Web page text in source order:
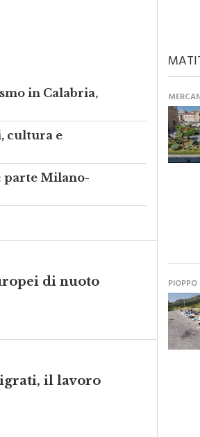
in Calabria,
e
Milano-
di nuoto
il lavoro
PIOPPO